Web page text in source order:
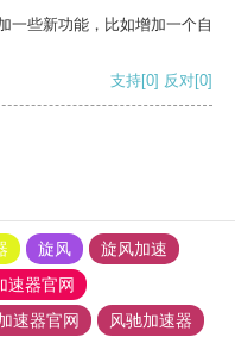
一些新功能，比如增加一个自
支持[0] 反对[0]
旋风
旋风加速
速器官网
速器官网
风驰加速器